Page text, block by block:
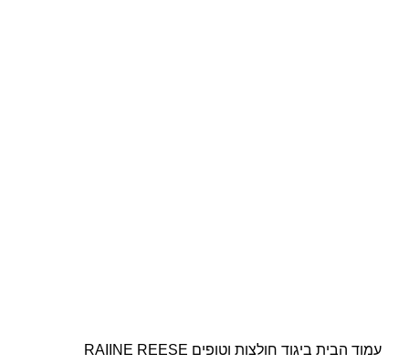
עמוד הבית ביגוד חולצות וטופים RAIINE REESE